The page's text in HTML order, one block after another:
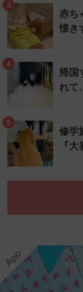
3
赤ち
懐き
4
帰国
れて
5
修学
『